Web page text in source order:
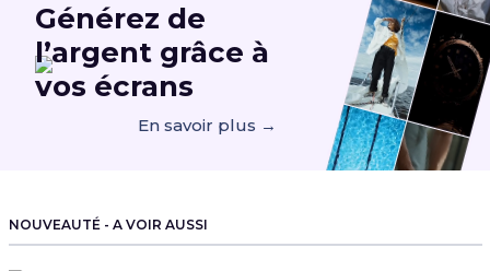
Générez de
l’argent grâce à
vos écrans
En savoir plus →
NOUVEAUTÉ - A VOIR AUSSI